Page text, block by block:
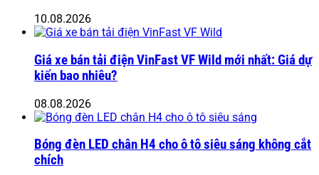
10.08.2026
Giá xe bán tải điện VinFast VF Wild mới nhất: Giá dự
kiến bao nhiêu?
08.08.2026
Bóng đèn LED chân H4 cho ô tô siêu sáng không cắt
chích